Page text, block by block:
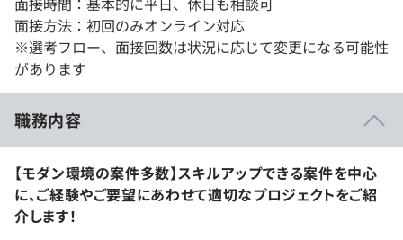
面接方法：初回のみオンライン対応
※選考フロー、面接回数は状況に応じて変更になる可能性
があります
職務内容
【モダン環境の案件多数】スキルアップできる案件を中心
に、ご経験やご要望にあわせて適切なプロジェクトをご紹
介します！